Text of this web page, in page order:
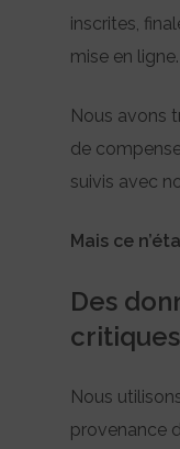
inscrites,
mise en ligne.
Nous avons
de
suivis avec
Mais ce
Des
Nous
provenance